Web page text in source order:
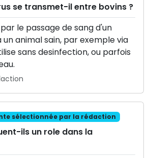
se transmet-il entre bovins ?
le passage de sang d'un
animal sain, par exemple via
sans desinfection, ou parfois
sélectionnée par la rédaction
ils un role dans la